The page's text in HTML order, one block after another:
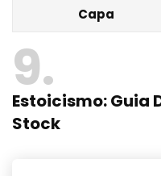
Capa
9
Estoicismo: Guia
Stock